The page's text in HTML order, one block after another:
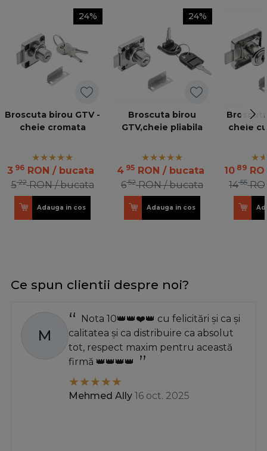
24%
Broscuta birou GTV -
cheie cromata
3 96 RON / bucata
522 RON / bucata
Adauga in cos
24%
Broscuta birou
GTV,cheie pliabila
4 95 RON / bucata
652 RON / bucata
Adauga in cos
cheie
1089
1455
Ce spun clientii despre noi?
M
Nota 10👑👑❤️👑 cu felicitări și ca și
calitatea și ca distribuire ca absolut
tot, respect maxim pentru această
firmă 👑👑👑👑
Mehmed Ally 16 oct. 2025